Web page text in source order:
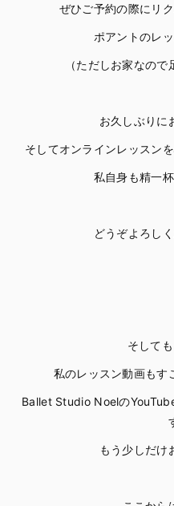
ぜひご予約の際にリ
ポアントのレ
（ただしお家なので
お久しぶりに
そしてオンラインレッスン
私自身も精一
どうぞよろし
そして
私のレッスン動画もす
Ballet Studio Noelの
もう少しだけ